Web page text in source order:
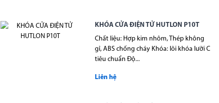
KHÓA CỬA ĐIỆN TỬ HUTLON P10T
Chất liệu: Hợp kim nhôm, Thép không
gỉ, ABS chống cháy Khóa: lõi khóa lưỡi C
tiêu chuẩn Độ...
Liên hệ